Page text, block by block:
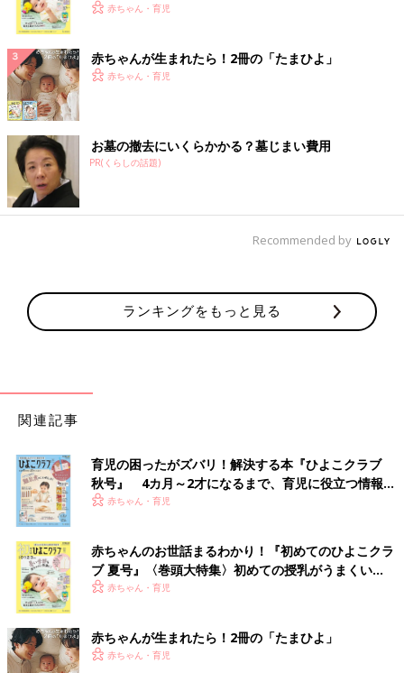
く！ おっぱい・ミルクの基本と夏のトラブル 解決テ
赤ちゃん・育児
赤ちゃんが生まれたら！2冊の「たまひよ」
赤ちゃん・育児
お墓の撤去にいくらかかる？墓じまい費用
PR(くらしの話題)
Recommended by
ランキングをもっと見る
関連記事
育児の困ったがズバリ！解決する本『ひよこクラブ
秋号』 4カ月～2才になるまで、育児に役立つ情報が
いっぱい！
赤ちゃん・育児
赤ちゃんのお世話まるわかり！『初めてのひよこクラ
ブ 夏号』〈巻頭大特集〉初めての授乳がうまくい
く！ おっぱい・ミルクの基本と夏のトラブル 解決テ
赤ちゃん・育児
赤ちゃんが生まれたら！2冊の「たまひよ」
赤ちゃん・育児